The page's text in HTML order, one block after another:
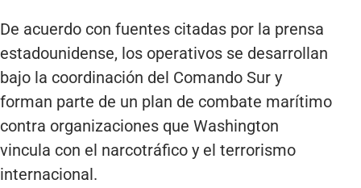
De acuerdo con fuentes citadas por la prensa
estadounidense, los operativos se desarrollan
bajo la coordinación del Comando Sur y
forman parte de un plan de combate marítimo
contra organizaciones que Washington
vincula con el narcotráfico y el terrorismo
internacional.